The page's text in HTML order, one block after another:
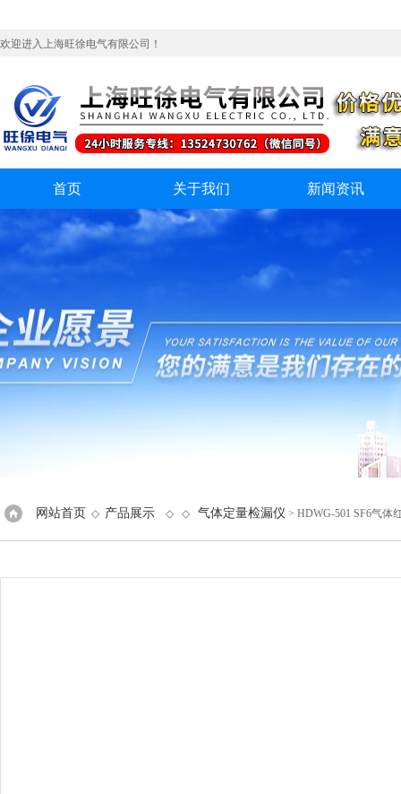
欢迎进入上海旺徐电气有限公司！
首页 关于我们 新闻资讯
网站首页 ◇ 产品展示 ◇ ◇ 气体定量检漏仪 > HDWG-501 SF6气体